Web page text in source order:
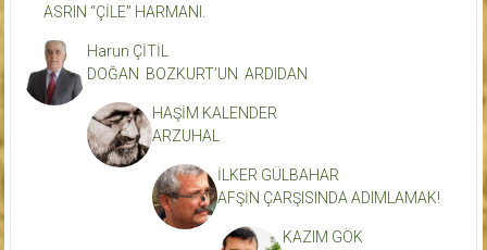
ASRIN “ÇİLE” HARMANI.
Harun ÇİTİL
DOĞAN BOZKURT’UN ARDIDAN
HAŞİM KALENDER
ARZUHAL
İLKER GÜLBAHAR
AFŞİN ÇARŞISINDA ADIMLAMAK!
KAZIM GÖK